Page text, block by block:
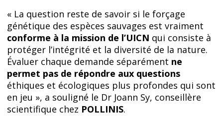
« La question reste de savoir si le forçage
génétique des espèces sauvages est vraiment
conforme à la mission de l’UICN qui consiste à
protéger l’intégrité et la diversité de la nature.
Évaluer chaque demande séparément ne
permet pas de répondre aux questions
éthiques et écologiques plus profondes qui sont
en jeu », a souligné le Dr Joann Sy, conseillère
scientifique chez POLLINIS.